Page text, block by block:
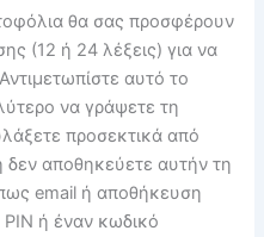
θα σας προσφέρουν
(12 ή 24 λέξεις) για να
αυτό το
να γράψετε τη
προσεκτικά από
αποθηκεύετε αυτήν τη
email ή αποθήκευση
ή έναν κωδικό